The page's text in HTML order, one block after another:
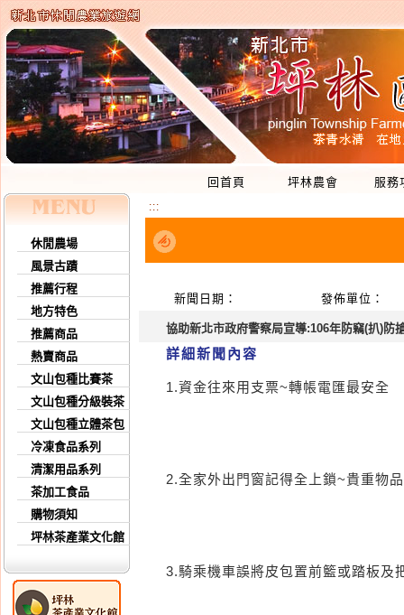
回首頁 坪林農會 服務
休閒農場
風景古蹟
推薦行程
地方特色
推薦商品
熱賣商品
文山包種比賽茶
文山包種分級裝茶
文山包種立體茶包
冷凍食品系列
清潔用品系列
茶加工食品
購物須知
坪林茶產業文化館
:::
新聞日期： 發佈單位：
協助新北市政府警察局宣導:106年防竊(扒)防
詳細新聞內容
1.資金往來用支票~轉帳電匯最安全
2.全家外出門窗記得全上鎖~貴重物
3.騎乘機車誤將皮包置前籃或踏板及